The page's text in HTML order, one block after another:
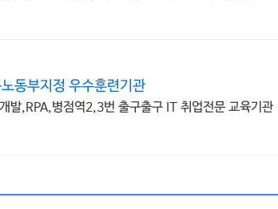
동부지정 우수훈련기관
발,RPA,병점역2,3번 출구출구 IT 취업전문 교육기관